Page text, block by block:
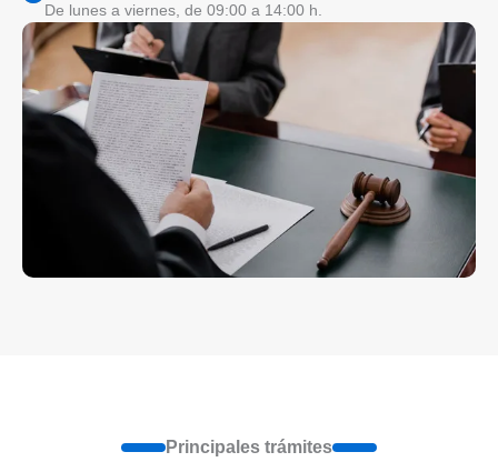
De lunes a viernes, de 09:00 a 14:00 h.
Principales trámites